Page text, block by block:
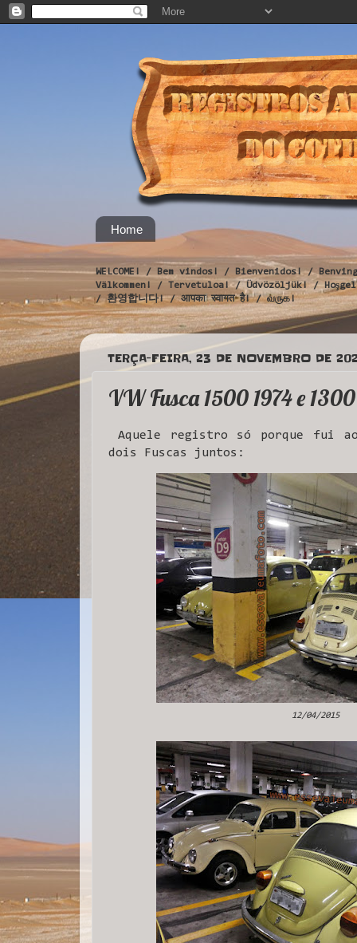
Home
WELCOME! / Bem vindos! / Bienvenidos! /
Välkommen! / Tervetuloa! / Üdvözöljük! /
/ 환영합니다! / आपका स्वागत है! / வருக!
TERÇA-FEIRA, 23 DE NOVEMBRO DE
VW Fusca 1500 1974 e
Aquele registro só porque fui ao
dois Fuscas juntos:
12/04/2015